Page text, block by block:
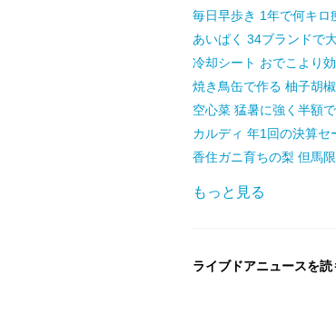
毎日早歩き 1年で何キロ
あいぱく 34ブランドで
冷却シート おでこより
焼き鳥缶で作る 柚子胡
空心菜 猛暑に強く半額
カルディ 年1回の決算セ
香住ガニ育ちの梨 但馬
もっと見る
ライブドアニュースを読